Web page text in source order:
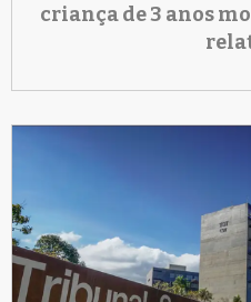
criança de 3 anos